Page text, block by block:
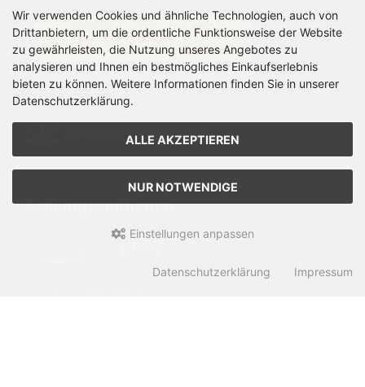
Zahlungsmethoden
Wir verwenden Cookies und ähnliche Technologien, auch von
Drittanbietern, um die ordentliche Funktionsweise der Website
zu gewährleisten, die Nutzung unseres Angebotes zu
analysieren und Ihnen ein bestmögliches Einkaufserlebnis
bieten zu können. Weitere Informationen finden Sie in unserer
Datenschutzerklärung.
ALLE AKZEPTIEREN
NUR NOTWENDIGE
Einstellungen anpassen
Datenschutzerklärung Impressum